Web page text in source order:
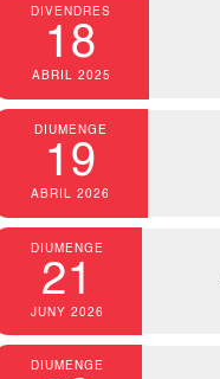
DIVENDRES
18
ABRIL 2025
DIUMENGE
19
ABRIL 2026
DIUMENGE
21
JUNY 2026
DIUMENGE